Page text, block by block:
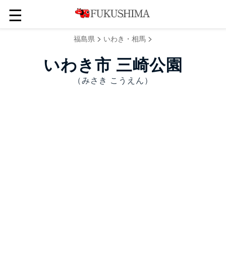
☰
福島県 > いわき・相馬 >
いわき市 三崎公園
（みさき こうえん）